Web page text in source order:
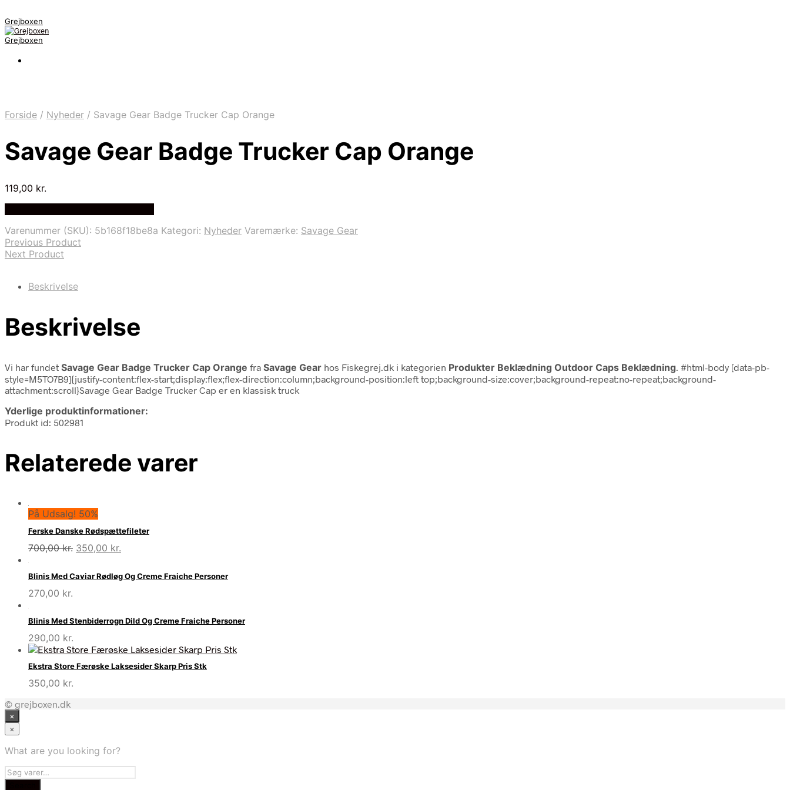
Grejboxen
Grejboxen
Forside / Nyheder / Savage Gear Badge Trucker Cap Orange
Savage Gear Badge Trucker Cap Orange
119,00 kr.
Varenummer (SKU): 5b168f18be8a Kategori: Nyheder Varemærke: Savage Gear
Previous Product
Next Product
Beskrivelse
Beskrivelse
Vi har fundet Savage Gear Badge Trucker Cap Orange fra Savage Gear hos Fiskegrej.dk i kategorien Produkter Beklædning Outdoor Caps Beklædning . #html-body [data-pb-
style=M5TO7B9]{justify-content:flex-start;display:flex;flex-direction:column;background-position:left top;background-size:cover;background-repeat:no-repeat;background-
attachment:scroll}Savage Gear Badge Trucker Cap er en klassisk truck
Yderlige produktinformationer:
Produkt id: 502981
Relaterede varer
På Udsalg! 50%
Ferske Danske Rødspættefileter
700,00kr. Den
pris
var:
350,00 kr.
pris
er:
Blinis Med Caviar Rødløg Og Creme Fraiche Personer
270,00 kr.
Blinis Med Stenbiderrogn Dild Og Creme Fraiche Personer
290,00 kr.
Ekstra Store Færøske Laksesider Skarp Pris Stk
350,00 kr.
© grejboxen.dk
×
×
What are you looking for?